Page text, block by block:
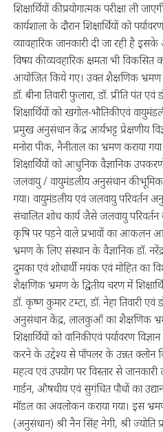
शिक्षार्थियों की प्रयोगात्मक परीक्षा ली
कार्यशाला के दौरान शिक्षार्थियों को
व्यावहारिक जानकारी दी जा रही है इसके
विषय की व्यवहारिक क्षमता भी
आयोजित किये गए। उक्त शैक्षणिक भ्रमण
डॉ. बीना तिवारी फुलारा, डॉ. प्रीति पंत
शिक्षार्थियों को खगोल-भौतिकी एवं
प्रमुख अनुसंधान केंद्र आर्यभट्ट प्रेक्षणीय
मनोरा पीक, नैनीताल का भ्रमण कराया
शिक्षार्थियों को आधुनिक वैज्ञानिक
जलवायु / वायुमंडलीय अनुसंधान की
गया। वायुमंडलीय एवं जलवायु परिवर्तन
संचालित शोध कार्य जैसे जलवायु परिवर्तन
कृषि पर पड़ने वाले प्रभावों का आकलन
भ्रमण के लिए संस्थान के वैज्ञानिक डॉ.
दुमका एवं शोधार्थी मयंक एवं मोहित का
शैक्षणिक भ्रमण के द्वितीय चरण में
डॉ. कृष्ण कुमार टम्टा, डॉ. नेहा तिवारी एवं
अनुसंधान केंद्र, लालकुआँ का शैक्षणिक
शिक्षार्थियों को वानिकी एवं पर्यावरण
करने के उद्देश्य से पॉपलर के उन्नत क्लोन
महत्व एवं उपयोग पर विस्तार से
गार्डन, औषधीय एवं सुगंधित पौधों का
मॉडल का अवलोकन कराया गया। इस
(अनुसंधान) श्री नैन सिंह नेगी, श्री ज्योति